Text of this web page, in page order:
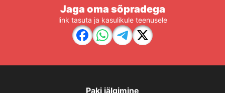
Jaga oma sõpradega
link tasuta ja kasulikule teenusele
Paki jälgimine